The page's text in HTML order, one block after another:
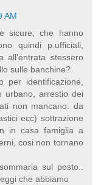
AM
sicure, che hanno
quindi p.ufficiali,
all'entrata stessero
sulle banchine?
per identificazione,
urbano, arrestio dei
non mancano: da
ecc) sottrazione
in casa famiglia a
cosi non tornano
sul posto..
che abbiamo